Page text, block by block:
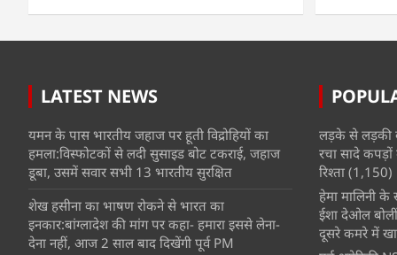
LATEST NEWS
यमन के पास भारतीय जहाज पर हूती विद्रोहियों का
हमला:विस्फोटकों से लदी सुसाइड बोट टकराई, जहाज
डूबा, उसमें सवार सभी 13 भारतीय सुरक्षित
शेख हसीना का भाषण रोकने से भारत का
इनकार:बांग्लादेश की मांग पर कहा- हमारा इससे लेना-
देना नहीं, आज 2 साल बाद दिखेंगी पूर्व PM
लड़के से लड़की
रचा सादे
रिश्ता (1,150)
हेमा मालिनी के
ईशा देओल
दूसरे कमरे में